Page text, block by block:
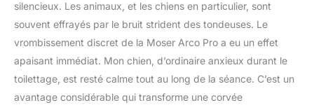
silencieux. Les animaux, et les chiens en particulier, sont
souvent effrayés par le bruit strident des tondeuses. Le
vrombissement discret de la Moser Arco Pro a eu un effet
apaisant immédiat. Mon chien, d’ordinaire anxieux durant le
toilettage, est resté calme tout au long de la séance. C’est un
avantage considérable qui transforme une corvée